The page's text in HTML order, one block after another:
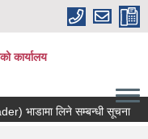
कार्यालय
लिने सम्बन्धी सूचना